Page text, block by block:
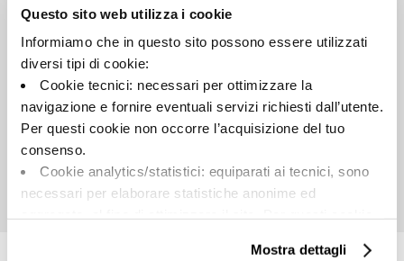
Questo sito web utilizza i cookie
Informiamo che in questo sito possono essere utilizzati
diversi tipi di cookie:
Cookie tecnici: necessari per ottimizzare la
navigazione e fornire eventuali servizi richiesti dall’utente.
Per questi cookie non occorre l’acquisizione del tuo
consenso.
Cookie analytics/statistici: equiparati ai tecnici, sono
necessari per elaborare statistiche anonime ed
Cookie di profilazione/marketing: sono utilizzati, solo
Mostra dettagli
Plain
Format:
120.0x120.0
glossy
Shade variations:
Unit of measure:
MQ